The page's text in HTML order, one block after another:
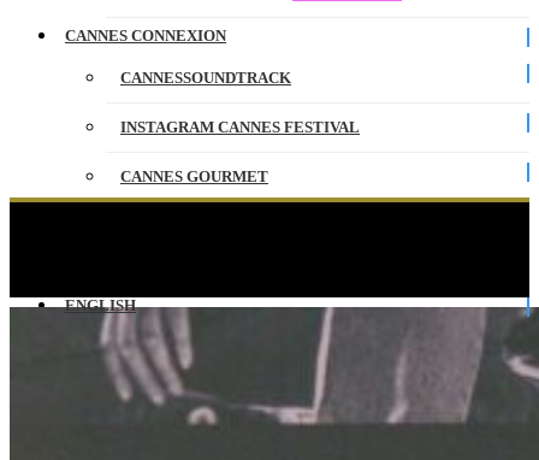
CANNES CONNEXION
CANNESSOUNDTRACK
INSTAGRAM CANNES FESTIVAL
CANNES GOURMET
ENGLISH